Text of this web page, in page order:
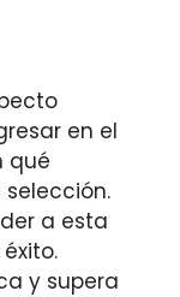
en el
qué
a esta
y supera